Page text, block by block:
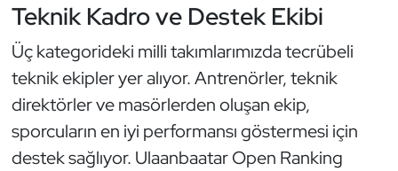
Teknik Kadro ve Destek Ekibi
Üç kategorideki milli takımlarımızda tecrübeli
teknik ekipler yer alıyor. Antrenörler, teknik
direktörler ve masörlerden oluşan ekip,
sporcuların en iyi performansı göstermesi için
destek sağlıyor. Ulaanbaatar Open Ranking
Muay Thai
Okçuluk
Optimist
Oryantiring